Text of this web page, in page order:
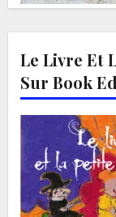
Le Livre Et
Sur Book